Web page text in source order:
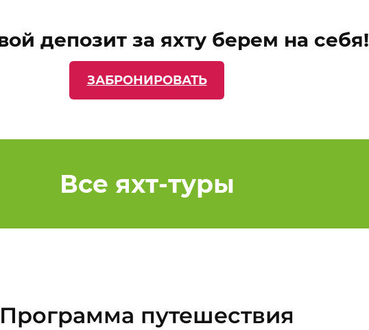
депозит за яхту берем на себя!
ЗАБРОНИРОВАТЬ
Все яхт-туры
Программа путешествия